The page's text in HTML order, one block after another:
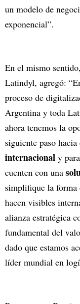
un modelo de
exponencial”.
En el mismo
Latindyl, agregó:
proceso de
Argentina y toda
ahora tenemos la
siguiente paso
internacional y
cuenten con una
simplifique la forma
hacen visibles
alianza estratégica
fundamental del
dado que estamos
líder mundial en